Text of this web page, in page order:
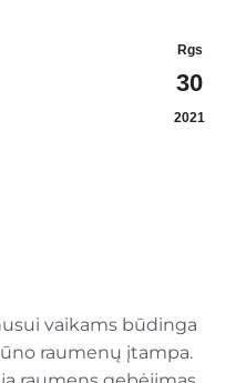
Rgs
30
2021
vaikams būdinga
raumenų įtampa.